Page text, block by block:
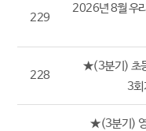
229
2026년 8월 우
228
★(3분기) 초
3
★(3분기) 영